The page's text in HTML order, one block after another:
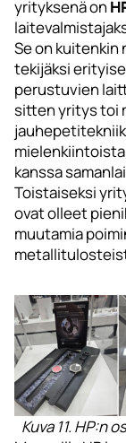
yrityksenä on
Se on
tekijäksi
perustuvien
sitten yritys toi
kanssa
Toistaiseksi
ovat olleet
muutamia
Kuva 11. HP:n